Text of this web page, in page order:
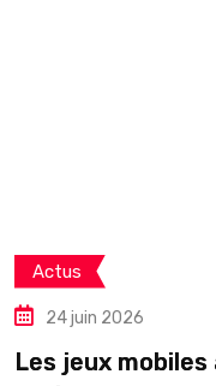
Actus
24 juin 2026
Les jeux